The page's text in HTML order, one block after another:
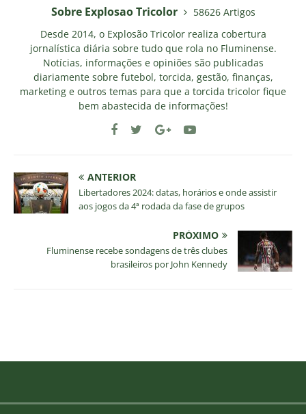
Sobre Explosao Tricolor
58626 Artigos
Desde 2014, o Explosão Tricolor realiza cobertura
jornalística diária sobre tudo que rola no Fluminense.
Notícias, informações e opiniões são publicadas
diariamente sobre futebol, torcida, gestão, finanças,
marketing e outros temas para que a torcida tricolor fique
bem abastecida de informações!
ANTERIOR
Libertadores 2024: datas, horários e onde assistir
aos jogos da 4ª rodada da fase de grupos
PRÓXIMO
Fluminense recebe sondagens de três clubes
brasileiros por John Kennedy